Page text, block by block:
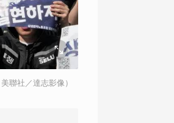
聯社／達志影像）